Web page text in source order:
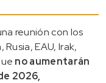
reunión con los
EAU, Irak,
no aumentarán
2026,